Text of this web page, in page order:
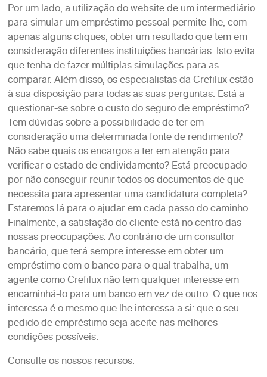
Por um lado, a utilização do website de um intermediário
para simular um empréstimo pessoal permite-lhe, com
apenas alguns cliques, obter um resultado que tem em
consideração diferentes instituições bancárias. Isto evita
que tenha de fazer múltiplas simulações para as
comparar. Além disso, os especialistas da Crefilux estão
à sua disposição para todas as suas perguntas. Está a
questionar-se sobre o custo do seguro de empréstimo?
Tem dúvidas sobre a possibilidade de ter em
consideração uma determinada fonte de rendimento?
Não sabe quais os encargos a ter em atenção para
verificar o estado de endividamento? Está preocupado
por não conseguir reunir todos os documentos de que
necessita para apresentar uma candidatura completa?
Estaremos lá para o ajudar em cada passo do caminho.
Finalmente, a satisfação do cliente está no centro das
nossas preocupações. Ao contrário de um consultor
bancário, que terá sempre interesse em obter um
empréstimo com o banco para o qual trabalha, um
agente como Crefilux não tem qualquer interesse em
encaminhá-lo para um banco em vez de outro. O que nos
interessa é o mesmo que lhe interessa a si: que o seu
pedido de empréstimo seja aceite nas melhores
condições possíveis.
Consulte os nossos recursos: